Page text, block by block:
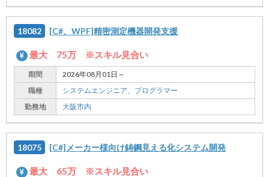
18082 [C#、WPF]精密測定機器開発支援
最大 75万 ※スキル見合い
期間
2026年08月01日～
職種
システムエンジニア、 プログラマー
勤務地
大阪市内
18075 [C#]メーカー様向け鋳鋼見える化システム開発
最大 65万 ※スキル見合い